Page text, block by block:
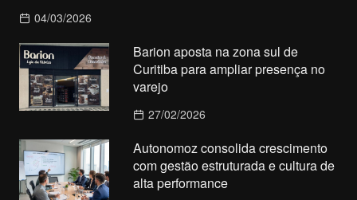
04/03/2026
Barion aposta na zona sul de
Curitiba para ampliar presença no
varejo
27/02/2026
Autonomoz consolida crescimento
com gestão estruturada e cultura de
alta performance